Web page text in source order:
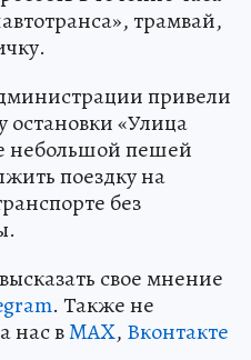
трамвай,
привели
остановки «Улица
небольшой пешей
поездку на
без
свое мнение
. Также не
нас вMAX, Вконтакте